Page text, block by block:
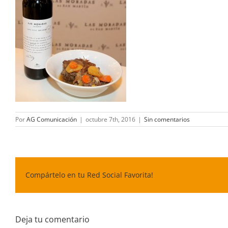
PorAG Comunicación | octubre 7th, 2016 | Sin comentarios
Compártelo en tu Red Social Favorita!
Deja tu comentario